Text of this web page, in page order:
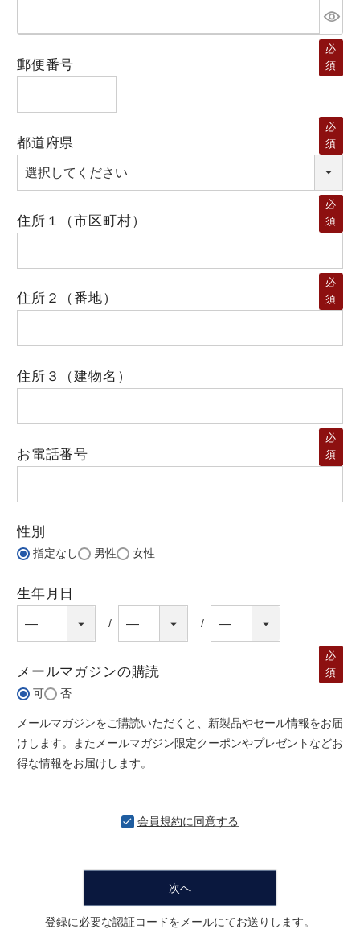
郵便番号
必
須
都道府県
必
須
住所１（市区町村）
必
須
住所２（番地）
必
須
住所３（建物名）
お電話番号
必
須
性別
指定なし 男性 女性
生年月日
メールマガジンの購読
必
須
可 否
メールマガジンをご購読いただくと、新製品やセール情報をお届
けします。またメールマガジン限定クーポンやプレゼントなどお
得な情報をお届けします。
会員規約に同意する
次へ
登録に必要な認証コードをメールにてお送りします。